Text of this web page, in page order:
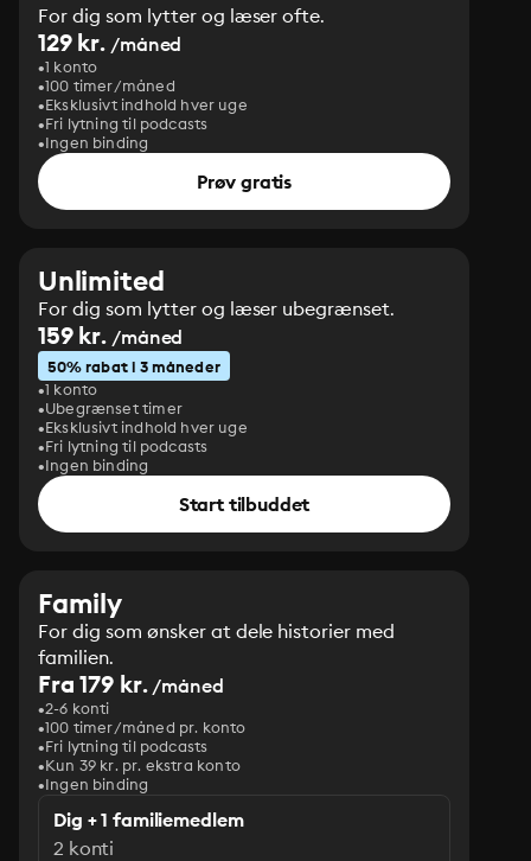
For dig som lytter og læser ofte.
129 kr. /måned
1 konto
100 timer/måned
Eksklusivt indhold hver uge
Fri lytning til podcasts
Ingen binding
Prøv gratis
Unlimited
For dig som lytter og læser ubegrænset.
159 kr. /måned
50% rabat i 3 måneder
1 konto
Ubegrænset timer
Eksklusivt indhold hver uge
Fri lytning til podcasts
Ingen binding
Start tilbuddet
Family
For dig som ønsker at dele historier med
familien.
Fra 179 kr./måned
2-6 konti
100 timer/måned pr. konto
Fri lytning til podcasts
Kun 39 kr. pr. ekstra konto
Ingen binding
Dig + 1 familiemedlem
2 konti